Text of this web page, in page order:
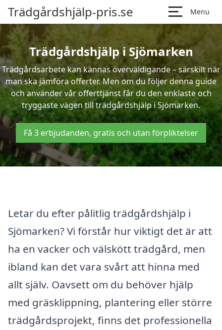
Trädgårdshjälp-pris.se Menu
Trädgårdshjälp i Sjömarken
Trädgårdsarbete kan kännas överväldigande – särskilt när
man ska jämföra offerter. Men om du följer denna guide
och använder vår offerttjänst får du den enklaste och
tryggaste vägen till trädgårdshjälp i Sjömarken.
Få 3 erbjudanden, gratis och utan förpliktelser
Letar du efter pålitlig trädgårdshjälp i
Sjömarken? Vi förstår hur viktigt det är att
ha en vacker och välskött trädgård, men
ibland kan det vara svårt att hinna med
allt själv. Oavsett om du behöver hjälp
med gräsklippning, plantering eller större
trädgårdsprojekt, finns det professionella